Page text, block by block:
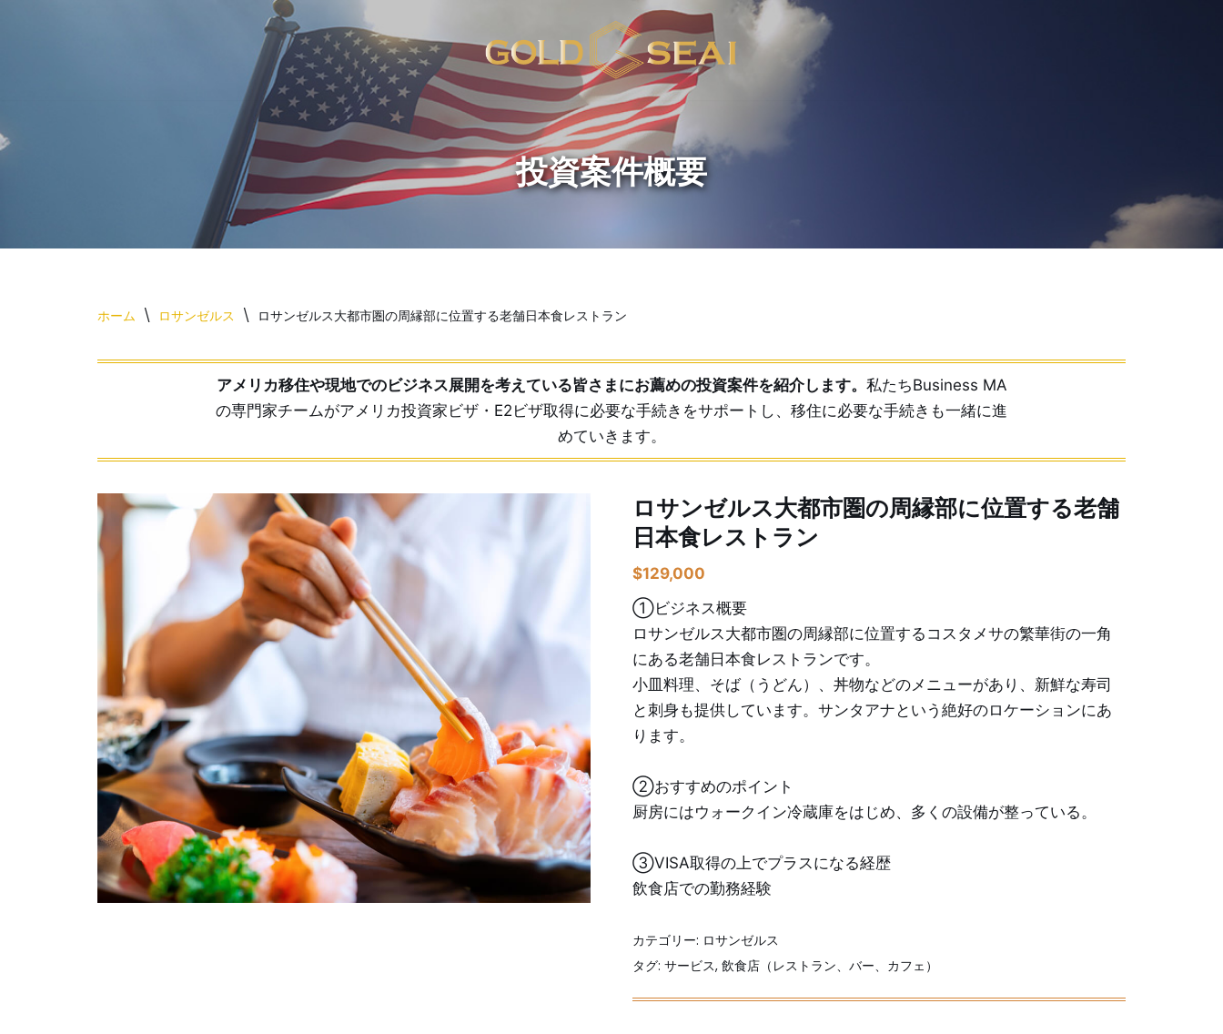
ッ
ホーム \ ロサンゼルス \ ロサンゼルス大都市圏の周縁部に位置する老舗日本食レストラン
アメリカ移住や現地でのビジネス展開を考えている皆さまにお薦めの投資案件を紹介します。 私たちBusiness MA
の専門家チームがアメリカ投資家ビザ・E2ビザ取得に必要な手続きをサポートし、移住に必要な手続きも一緒に進
めていきます。
ロサンゼルス大都市圏の周縁部に位置する老舗
日本食レストラン
$129,000
①ビジネス概要
ロサンゼルス大都市圏の周縁部に位置するコスタメサの繁華街の一角
にある老舗日本食レストランです。
小皿料理、そば（うどん）、丼物などのメニューがあり、新鮮な寿司
と刺身も提供しています。サンタアナという絶好のロケーションにあ
ります。
②おすすめのポイント
厨房にはウォークイン冷蔵庫をはじめ、多くの設備が整っている。
③VISA取得の上でプラスになる経歴
飲食店での勤務経験
カテゴリー: ロサンゼルス
タグ: サービス, 飲食店（レストラン、バー、カフェ）